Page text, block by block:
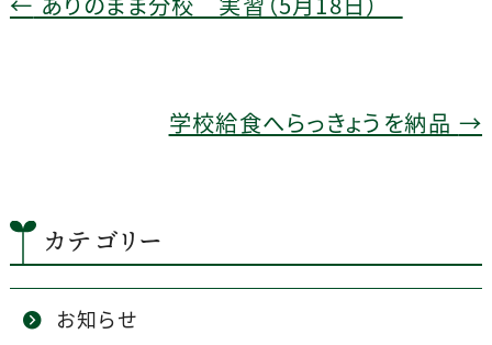
e
学校給食へらっきょうを納品 →
カテゴリー
お知らせ